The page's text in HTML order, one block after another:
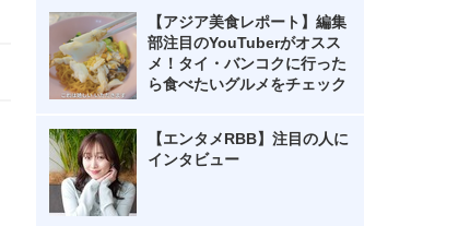
【アジア美食レポート】編集
部注目のYouTuberがオスス
メ！タイ・バンコクに行った
ら食べたいグルメをチェック
【エンタメRBB】注目の人に
インタビュー